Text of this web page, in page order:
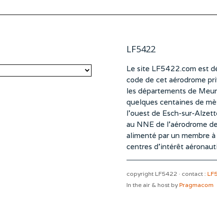
LF5422
Le site LF5422.com est
code de cet aérodrome
les départements de
quelques centaines de
l’ouest de Esch-sur-
au NNE de l’aérodrome
alimenté par un membre
centres d’intérêt
copyright LF5422 · contact :
In the air & host byPragmacom